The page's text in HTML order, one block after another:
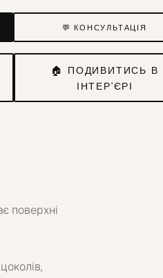
💬 КОНСУЛЬТАЦІЯ
🏠 ПОДИВИТИСЬ В
ІНТЕР'ЄРІ
поверхні